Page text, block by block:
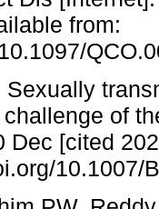
from:
of
Dec [cited
10.1007/